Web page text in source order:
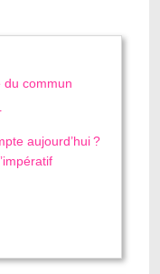
du commun
aujourd’hui ?